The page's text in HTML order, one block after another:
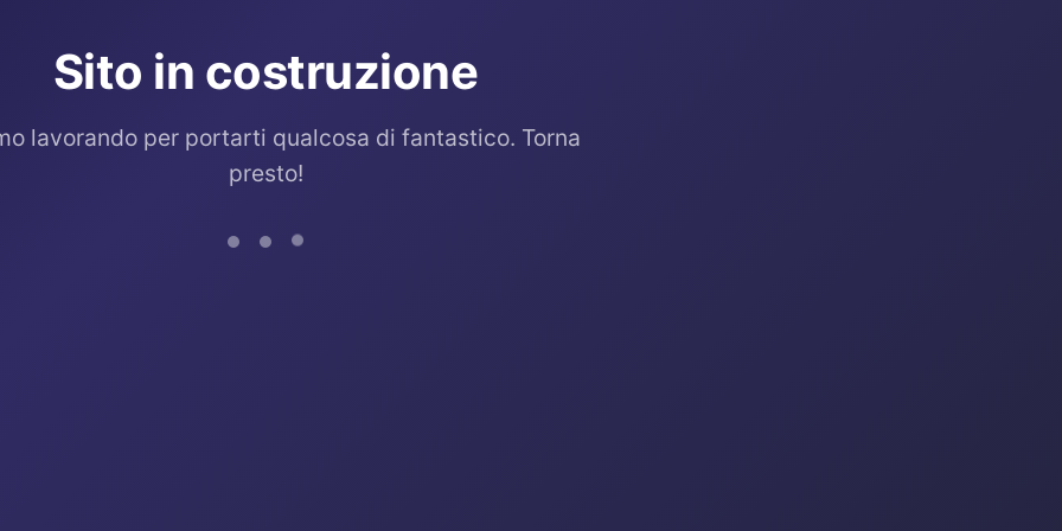
Sito in costruzione
lavorando per portarti qualcosa di fantastico. Torna
presto!